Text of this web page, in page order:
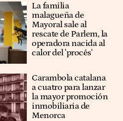
La familia
malagueña de
Mayoral sale al
rescate de Parlem, la
operadora nacida al
calor del 'procés'
Carambola catalana
a cuatro para lanzar
la mayor promoción
inmobiliaria de
Menorca